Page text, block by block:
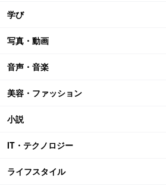
学び
写真・動画
音声・音楽
美容・ファッション
小説
IT・テクノロジー
ライフスタイル